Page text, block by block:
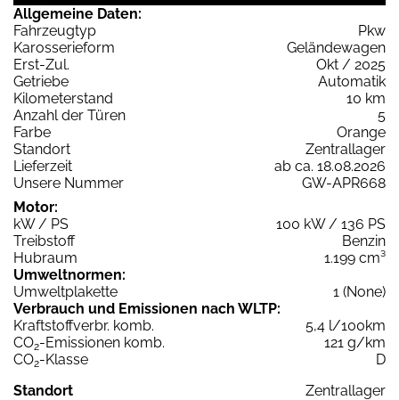
Allgemeine Daten:
Fahrzeugtyp
Pkw
Karosserieform
Geländewagen
Erst-Zul.
Okt / 2025
Getriebe
Automatik
Kilometerstand
10 km
Anzahl der Türen
5
Farbe
Orange
Standort
Zentrallager
Lieferzeit
ab ca. 18.08.2026
Unsere Nummer
GW-APR668
Motor:
kW / PS
100 kW / 136 PS
Treibstoff
Benzin
Hubraum
1.199 cm³
Umweltnormen:
Umweltplakette
1 (None)
Verbrauch und Emissionen nach WLTP:
Kraftstoffverbr. komb.
5,4 l/100km
CO2-Emissionen komb.
121 g/km
CO2-Klasse
D
Standort
Zentrallager